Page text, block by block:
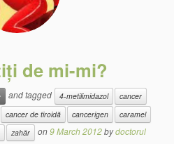
de mi-mi?
and tagged 4-metilimidazol
cancer
cancer de tiroidă cancerigen
caramel
zahăr on9 March 2012bydoctorul